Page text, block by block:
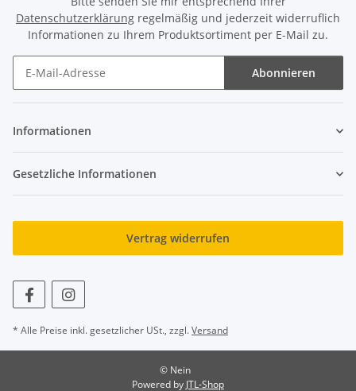
Datenschutzerklärung regelmäßig und jederzeit widerruflich
Informationen zu Ihrem Produktsortiment per E-Mail zu.
Abonnieren
Informationen
Gesetzliche Informationen
Vertrag widerrufen
* Alle Preise inkl. gesetzlicher USt., zzgl.Versand
© Nein
Powered by JTL-Shop